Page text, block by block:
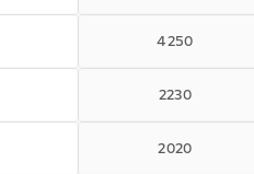
4250
2230
2020